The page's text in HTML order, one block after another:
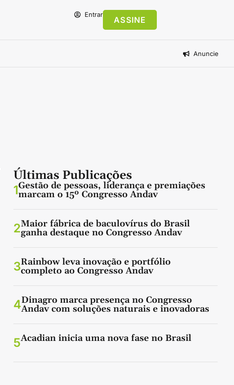
Entrar
ASSINE
Anuncie
Últimas Publicações
1Gestão de pessoas, liderança e premiações
marcam o 15º Congresso Andav
2Maior fábrica de baculovírus do Brasil
ganha destaque no Congresso Andav
3Rainbow leva inovação e portfólio
completo ao Congresso Andav
4Dinagro marca presença no Congresso
Andav com soluções naturais e inovadoras
5Acadian inicia uma nova fase no Brasil